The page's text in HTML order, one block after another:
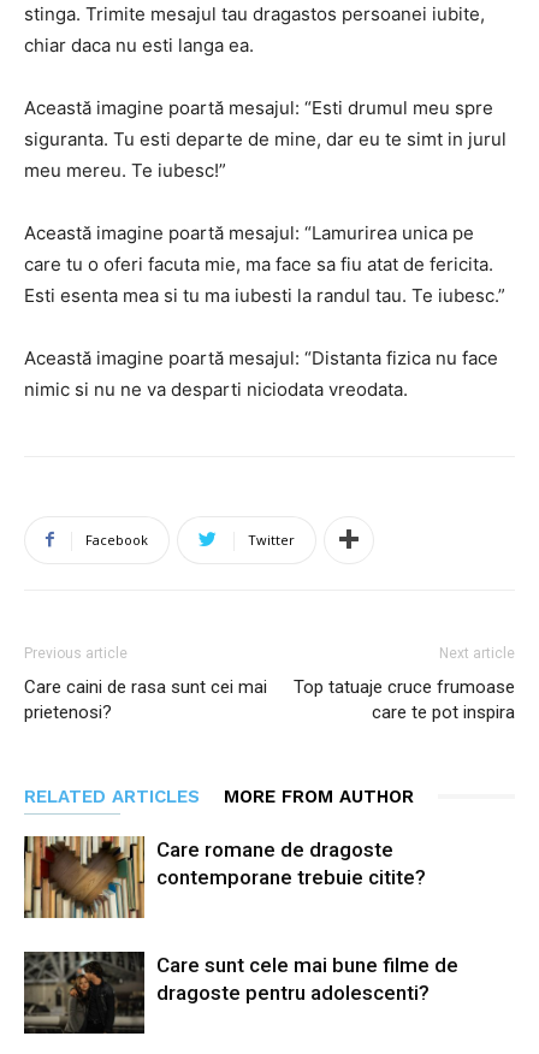
stinga. Trimite mesajul tau dragastos persoanei iubite,
chiar daca nu esti langa ea.
Această imagine poartă mesajul: “Esti drumul meu spre
siguranta. Tu esti departe de mine, dar eu te simt in jurul
meu mereu. Te iubesc!”
Această imagine poartă mesajul: “Lamurirea unica pe
care tu o oferi facuta mie, ma face sa fiu atat de fericita.
Esti esenta mea si tu ma iubesti la randul tau. Te iubesc.”
Această imagine poartă mesajul: “Distanta fizica nu face
nimic si nu ne va desparti niciodata vreodata.
Facebook Twitter
Previous article
Care caini de rasa sunt cei mai
prietenosi?
Next article
Top tatuaje cruce frumoase
care te pot inspira
RELATED ARTICLES MORE FROM AUTHOR
Care romane de dragoste
contemporane trebuie citite?
Care sunt cele mai bune filme de
dragoste pentru adolescenti?